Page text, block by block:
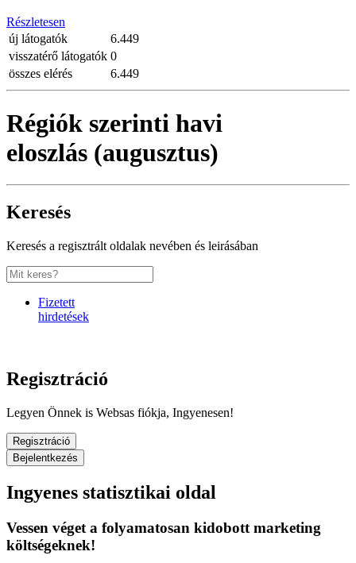
Részletesen
új látogatók
6.449
visszatérő látogatók 0
összes elérés
6.449
Régiók szerinti havi
eloszlás (augusztus)
Keresés
Keresés a regisztrált oldalak nevében és leirásában
Fizetett
hirdetések
Regisztráció
Legyen Önnek is Websas fiókja, Ingyenesen!
Regisztráció
Bejelentkezés
Ingyenes statisztikai oldal
Vessen véget a folyamatosan kidobott marketing
költségeknek!